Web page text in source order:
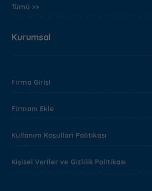
Tümü >>
Kurumsal
Firma Girişi
Firmanı Ekle
Kullanım Koşulları Politikası
Kişisel Veriler ve Gizlilik Politikası